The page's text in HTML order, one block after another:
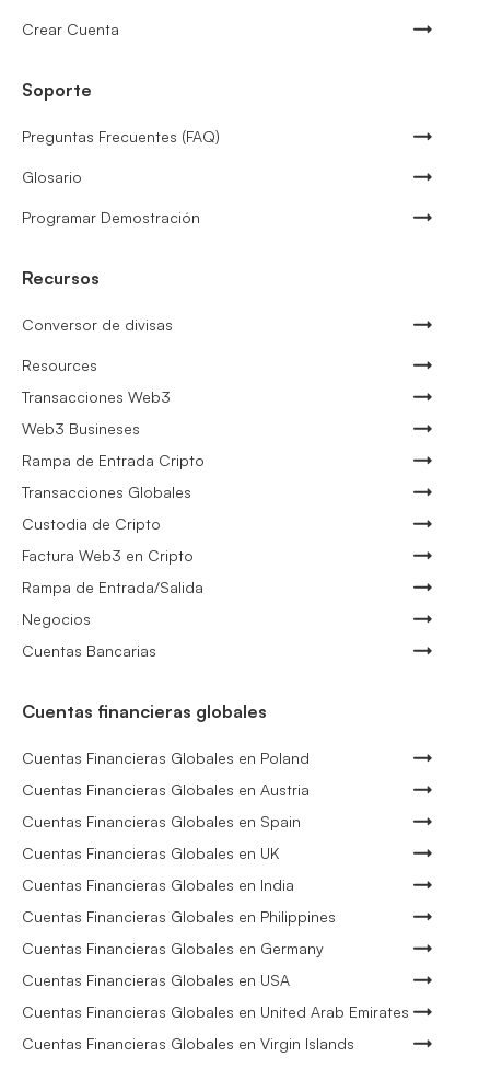
Crear Cuenta
Soporte
Preguntas Frecuentes (FAQ)
Glosario
Programar Demostración
Recursos
Conversor de divisas
Resources
Transacciones Web3
Web3 Busineses
Rampa de Entrada Cripto
Transacciones Globales
Custodia de Cripto
Factura Web3 en Cripto
Rampa de Entrada/Salida
Negocios
Cuentas Bancarias
Cuentas financieras globales
Cuentas Financieras Globales en Poland
Cuentas Financieras Globales en Austria
Cuentas Financieras Globales en Spain
Cuentas Financieras Globales en UK
Cuentas Financieras Globales en India
Cuentas Financieras Globales en Philippines
Cuentas Financieras Globales en Germany
Cuentas Financieras Globales en USA
Cuentas Financieras Globales en United Arab Emirates
Cuentas Financieras Globales en Virgin Islands